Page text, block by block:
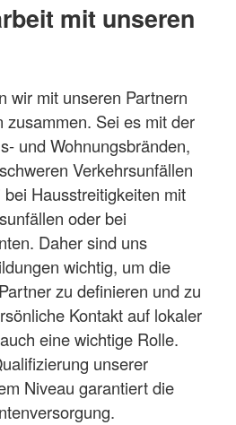
mit unseren
wir mit unseren Partnern
zusammen. Sei es mit der
und Wohnungsbränden,
Verkehrsunfällen
Hausstreitigkeiten mit
oder bei
Daher sind uns
wichtig, um die
zu definieren und zu
Kontakt auf lokaler
eine wichtige Rolle.
unserer
Niveau garantiert die